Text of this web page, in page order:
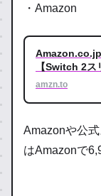
・Amazon
【Switch 2ス
ティック マク
小型 レトロ
amzn.to
Amazonや公
はAmazonで